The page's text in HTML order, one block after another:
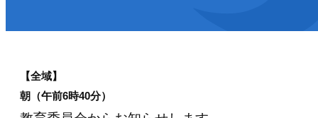
【全域】
朝（午前6時40分）